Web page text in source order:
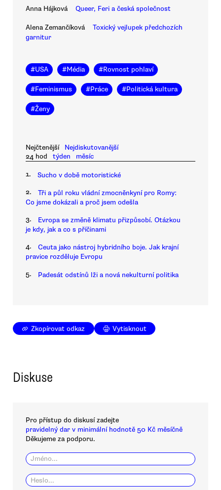
Anna Hájková Queer, Feri a česká společnost
Alena Zemančíková
Toxický vejlupek předchozích
garnitur
#USA #Média #Rovnost pohlaví
#Feminismus #Práce #Politická kultura
#Ženy
Nejčtenější
Nejdiskutovanější
24 hod
týden měsíc
1. Sucho v době motoristické
2.
Tři a půl roku vládní zmocněnkyní pro Romy:
Co jsme dokázali a proč jsem odešla
3.
Evropa se změně klimatu přizpůsobí. Otázkou
je kdy, jak a co s příčinami
4.
Ceuta jako nástroj hybridního boje. Jak krajní
pravice rozděluje Evropu
5. Padesát odstínů lži a nová nekulturní politika
Zkopírovat odkaz Vytisknout
Diskuse
Pro přístup do diskusí zadejte
pravidelný dar v minimální hodnotě 50 Kč měsíčně
Děkujeme za podporu.